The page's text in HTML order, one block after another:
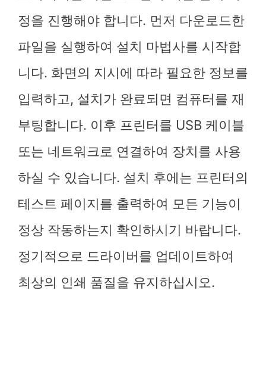
정을 진행해야 합니다. 먼저 다운로드한
파일을 실행하여 설치 마법사를 시작합
니다. 화면의 지시에 따라 필요한 정보를
입력하고, 설치가 완료되면 컴퓨터를 재
부팅합니다. 이후 프린터를 USB 케이블
또는 네트워크로 연결하여 장치를 사용
하실 수 있습니다. 설치 후에는 프린터의
테스트 페이지를 출력하여 모든 기능이
정상 작동하는지 확인하시기 바랍니다.
정기적으로 드라이버를 업데이트하여
최상의 인쇄 품질을 유지하십시오.